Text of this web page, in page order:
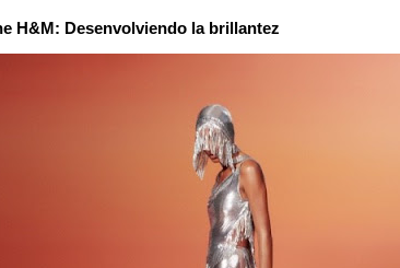
H&M: Desenvolviendo la brillantez